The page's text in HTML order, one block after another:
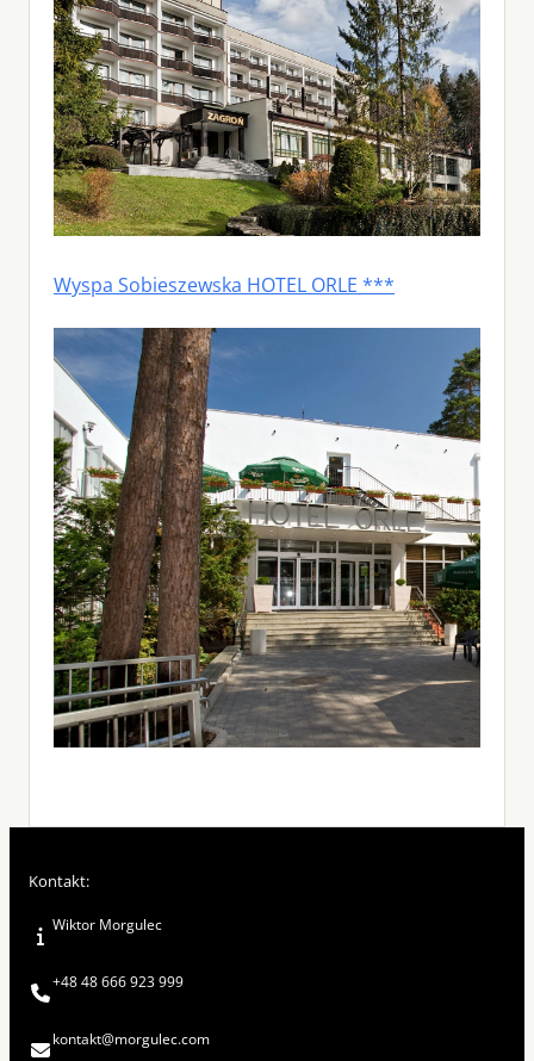
Wyspa Sobieszewska HOTEL ORLE ***
Kontakt:
Wiktor Morgulec
+48 48 666 923 999
kontakt@morgulec.com